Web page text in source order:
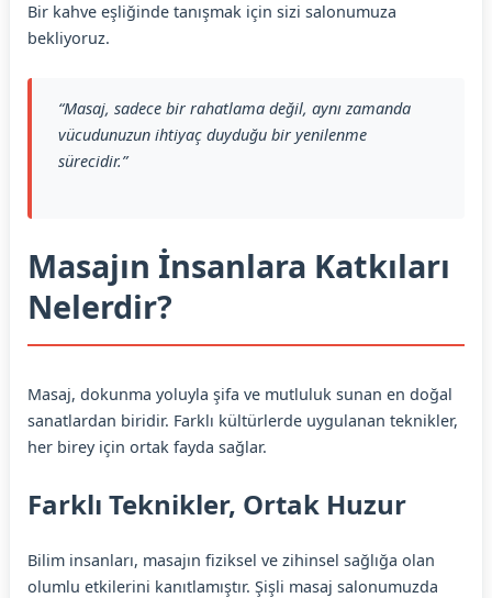
Bir kahve eşliğinde tanışmak için sizi salonumuza
bekliyoruz.
“Masaj, sadece bir rahatlama değil, aynı zamanda
vücudunuzun ihtiyaç duyduğu bir yenilenme
sürecidir.”
Masajın İnsanlara Katkıları
Nelerdir?
Masaj, dokunma yoluyla şifa ve mutluluk sunan en doğal
sanatlardan biridir. Farklı kültürlerde uygulanan teknikler,
her birey için ortak fayda sağlar.
Farklı Teknikler, Ortak Huzur
Bilim insanları, masajın fiziksel ve zihinsel sağlığa olan
olumlu etkilerini kanıtlamıştır. Şişli masaj salonumuzda